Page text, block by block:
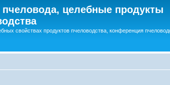
целебные продукты
свойствах продуктов пчеловодства, конференция